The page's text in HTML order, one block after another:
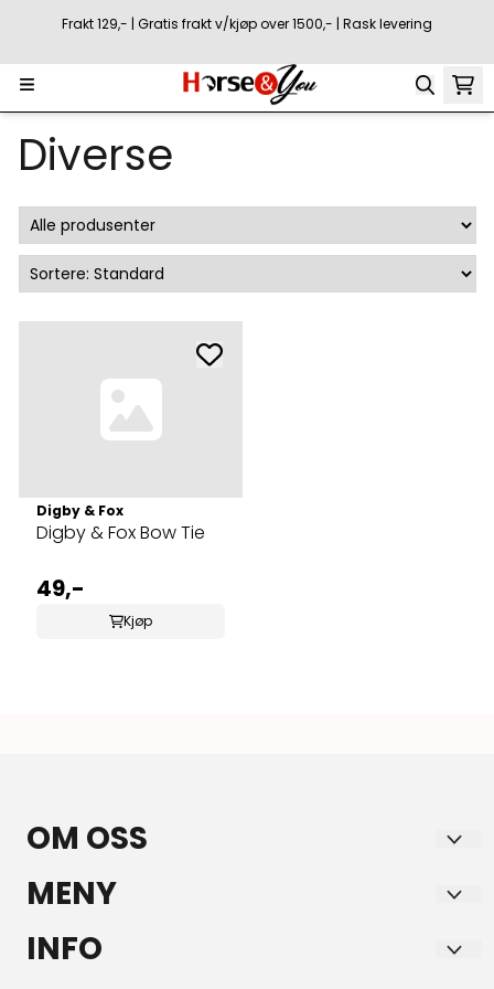
Hopp til innhold
Frakt 129,- | Gratis frakt v/kjøp over 1500,- | Rask levering
Diverse
Digby & Fox
Digby & Fox Bow Tie
49,-
Kjøp
OM OSS
HORSE & YOU AS
5570 Aksdal
MENY
Forsendelse og retur
INFO